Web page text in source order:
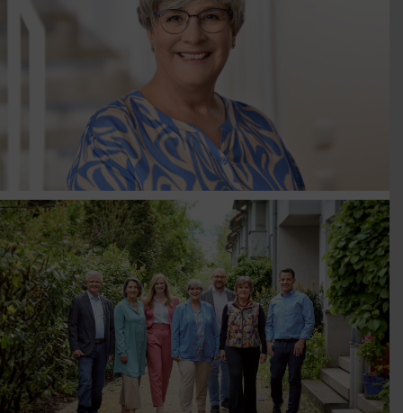
PHILOSOPHIE
DAS SIND WIR